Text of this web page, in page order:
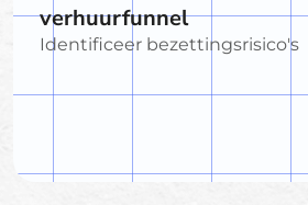
verhuurfunnel
Identificeer bezettingsrisico's